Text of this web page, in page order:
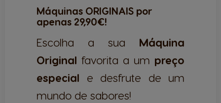
Máquinas ORIGINAIS por
apenas 29,90€!
Escolha a sua Máquina
Original favorita a um preço
especial e desfrute de um
mundo de sabores!